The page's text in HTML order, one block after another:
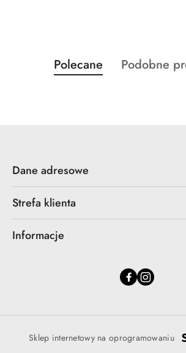
Pomiń karuzelę produktów
Produkty
o
Polecane
Produkty
Podobne
Dane adresowe
Strefa klienta
Informacje
Sklep internetowy na oprogramowaniu